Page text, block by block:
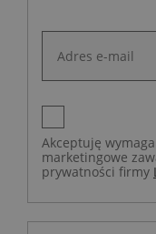
Akceptuję
marketingowe
prywatności firmy